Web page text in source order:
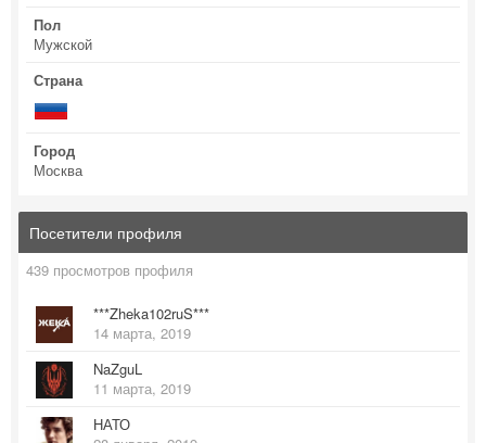
Пол
Мужской
Страна
Город
Москва
Посетители профиля
439 просмотров профиля
***Zheka102ruS***
14 марта, 2019
NaZguL
11 марта, 2019
НАТО